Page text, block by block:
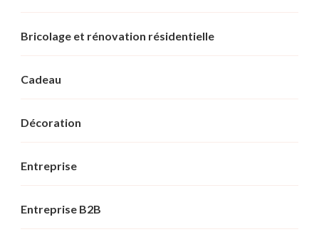
Bricolage et rénovation résidentielle
Cadeau
Décoration
Entreprise
Entreprise B2B